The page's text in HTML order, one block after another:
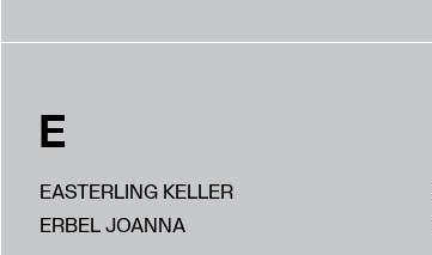
E
EASTERLING KELLER
ERBEL JOANNA